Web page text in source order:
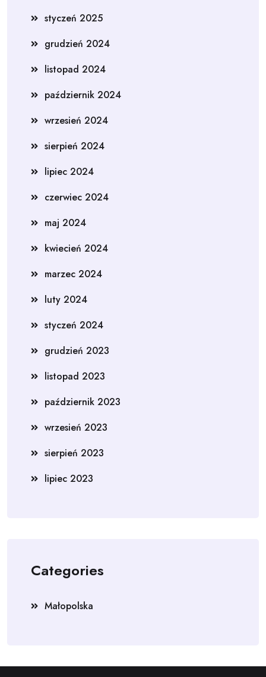
styczeń 2025
grudzień 2024
listopad 2024
październik 2024
wrzesień 2024
sierpień 2024
lipiec 2024
czerwiec 2024
maj 2024
kwiecień 2024
marzec 2024
luty 2024
styczeń 2024
grudzień 2023
listopad 2023
październik 2023
wrzesień 2023
sierpień 2023
lipiec 2023
Categories
Małopolska